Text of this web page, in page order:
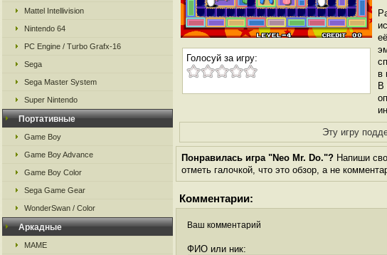
Mattel Intellivision
Nintendo 64
PC Engine / Turbo Grafx-16
Sega
Sega Master System
Super Nintendo
Портативные
Game Boy
Game Boy Advance
Game Boy Color
Sega Game Gear
WonderSwan / Color
Аркадные
MAME
Голосуй за игру:
в
В
Эту игру
Понравилась игра "Neo Mr. Do."? Напиши
отметь галочкой, что это обзор, а не
Комментарии:
Ваш комментарий
ФИО или ник: